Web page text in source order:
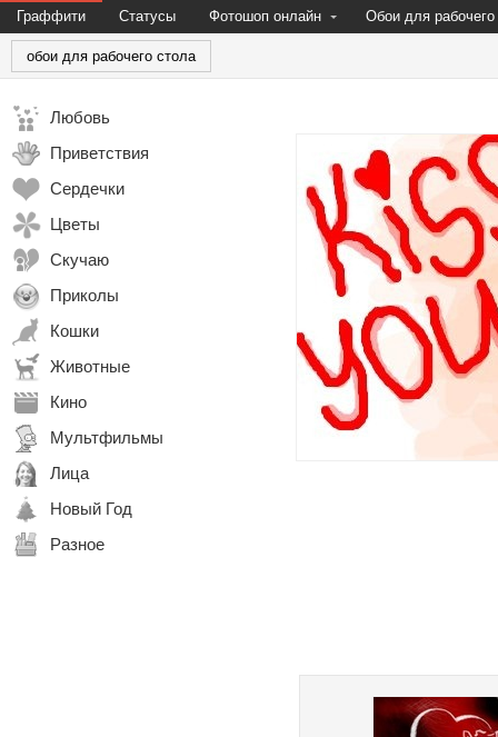
Граффити Статусы Фотошоп онлайн Обои для рабочего
обои для рабочего стола
Любовь
Приветствия
Сердечки
Цветы
Скучаю
Приколы
Кошки
Животные
Кино
Мультфильмы
Лица
Новый Год
Разное